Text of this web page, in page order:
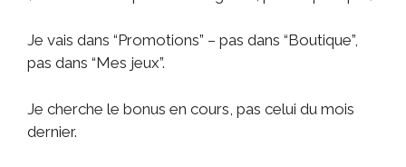
Je vais dans “Promotions” – pas dans “Boutique”,
pas dans “Mes jeux”.
Je cherche le bonus en cours, pas celui du mois
dernier.